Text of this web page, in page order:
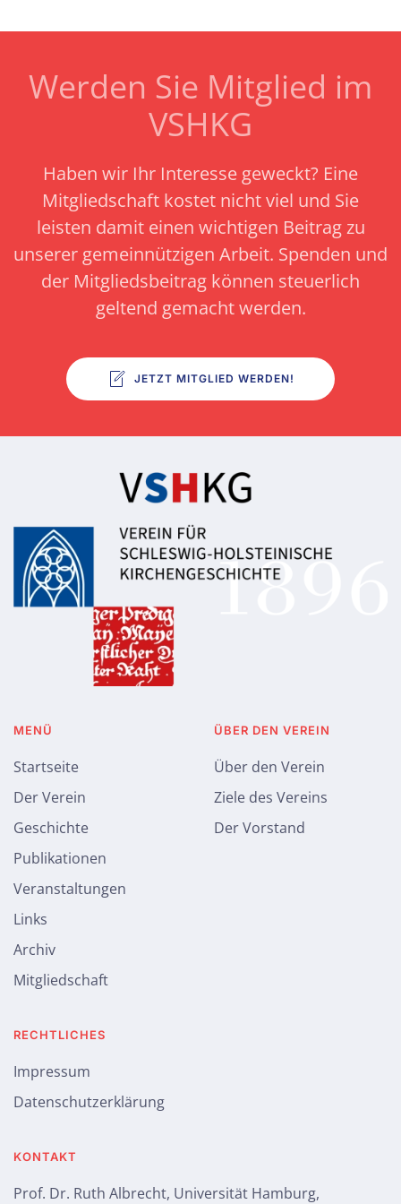
Werden Sie Mitglied im
VSHKG
Haben wir Ihr Interesse geweckt? Eine
Mitgliedschaft kostet nicht viel und Sie
leisten damit einen wichtigen Beitrag zu
unserer gemeinnützigen Arbeit. Spenden und
der Mitgliedsbeitrag können steuerlich
geltend gemacht werden.
JETZT MITGLIED WERDEN!
MENÜ
Startseite
Der Verein
Geschichte
Publikationen
Veranstaltungen
Links
Archiv
Mitgliedschaft
ÜBER DEN VEREIN
Über den Verein
Ziele des Vereins
Der Vorstand
RECHTLICHES
Impressum
Datenschutzerklärung
KONTAKT
Prof. Dr. Ruth Albrecht, Universität Hamburg,